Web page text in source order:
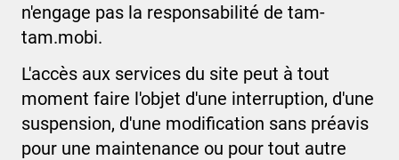
n'engage pas la responsabilité de tam-
tam.mobi.
L'accès aux services du site peut à tout
moment faire l'objet d'une interruption, d'une
suspension, d'une modification sans préavis
pour une maintenance ou pour tout autre